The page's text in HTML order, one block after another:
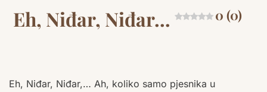
Eh, Niđar, Niđar… 0 (0)
Eh, Niđar, Niđar,… Ah, koliko samo pjesnika u